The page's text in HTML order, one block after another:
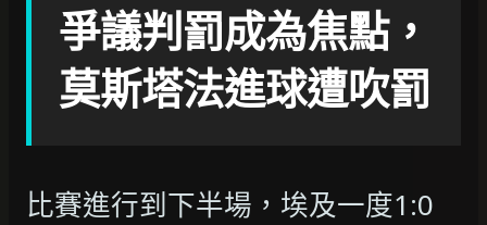
爭議判罰成為焦點，
莫斯塔法進球遭吹罰
比賽進行到下半場，埃及一度1:0